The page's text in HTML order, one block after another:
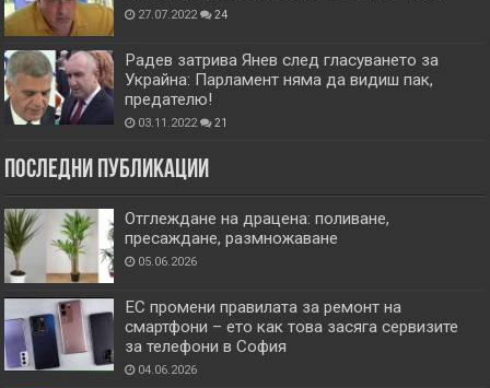
27.07.2022 24
Радев затрива Янев след гласуването за
Украйна: Парламент няма да видиш пак,
предателю!
03.11.2022 21
Последни публикации
Отглеждане на драцена: поливане,
пресаждане, размножаване
05.06.2026
ЕС промени правилата за ремонт на
смартфони – ето как това засяга сервизите
за телефони в София
04.06.2026